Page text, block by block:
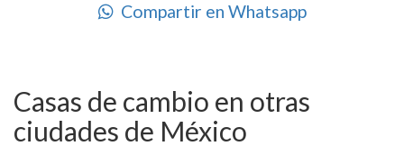
Compartir en Whatsapp
Casas de cambio en otras
ciudades de México